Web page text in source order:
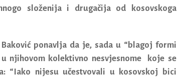
složenija i drugačija od kosovskoga
ponavlja da je, sada u “blagoj formi
njihovom kolektivno nesvjesnome koje se
“Iako nijesu učestvovali u kosovskoj bici